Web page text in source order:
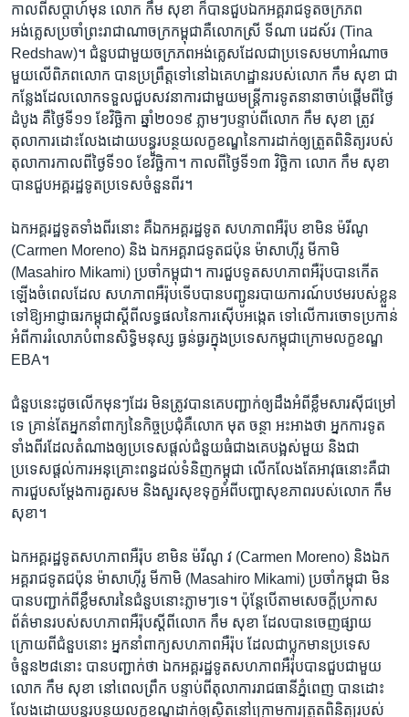
កាល​ពី​សប្តាហ៍​មុន លោក កឹម សុខា ក៏​បាន​ជួប​ឯកអគ្គរាជ​ទូត​ចក្រភព​
អង់គ្លេស​ប្រចាំ​ព្រះរាជាណាចក្រ​កម្ពុជា​គឺ​លោកស្រី ទីណា រេដស័រ (Tina
Redshaw)។​ ជំនួប​ជាមួយ​ចក្រភព​អង់គ្លេសដែល​ជា​ប្រទេស​មហា​អំណាច
មួយ​លេី​ពិភពលោក​ បាន​ប្រព្រឹត្ត​ទៅ​នៅ​ឯ​គេហដ្ឋាន​របស់​លោក​ កឹម សុខា ជា​
កន្លែង​ដែល​លោក​ទទួល​ជួប​សវនាការ​ជាមួយ​មន្ត្រី​ការ​ទូត​នានា​ចាប់​ផ្តេីម​ពី​ថ្ងៃ​
ដំបូង​ គឺ​ថ្ងៃ​ទី១១ ខែ​វិច្ឆិកា ឆ្នាំ២០១៩ ភ្លាមៗ​បន្ទាប់​ពី​លោក​ កឹម សុខា ត្រូវ​
តុលាការ​ដោះលែង​ដោយ​បន្ធូរបន្ថយ​លក្ខខណ្ឌ​នៃ​ការ​ដាក់​ឲ្យ​ត្រួត​ពិនិត្យ​របស់​
តុលាការ​កាល​ពី​ថ្ងៃ​ទី១០ ខែ​វិច្ឆិកា។ កាល​ពី​ថ្ងៃ​ទី​១៣​ វិច្ឆិកា លោក កឹម សុខា
បាន​ជួប​អគ្គរដ្ឋទូត​ប្រទេស​ចំនួន​ពីរ។
ឯកអគ្គរដ្ឋទូត​ទាំង​ពីរ​នោះ គឺ​ឯកអគ្គរដ្ឋទូត​ សហភាព​អឺរ៉ុប​ ខាមិន ម៉រីណូ
(Carmen Moreno) និង ឯកអគ្គ​រាជទូត​ជប៉ុន ម៉ាសាហ៊ីរូ មីកាមិ
(Masahiro Mikami) ប្រចាំ​កម្ពុជា។ ការ​ជួប​ទូត​សហភាព​អឺរ៉ុប​បាន​កើត​
ឡើង​ចំ​ពេល​ដែល​ សហភាព​អឺរ៉ុប​ទេីប​បាន​បញ្ជូន​របាយការណ៍​បឋម​របស់​ខ្លួន​
ទៅ​ឱ្យ​អាជ្ញាធរ​កម្ពុជា​ស្ដី​ពី​លទ្ធផល​នៃ​ការ​ស៊ើបអង្កេត​ ទៅ​លើ​ការ​ចោទប្រកាន់​
អំពី​ការ​រំលោភ​បំពាន​សិទ្ធិ​មនុស្ស​ ធ្ងន់ធ្ងរ​ក្នុង​ប្រទេស​កម្ពុជា​ក្រោម​លក្ខខណ្ឌ
EBA។
ជំនួប​នេះ​ដូច​លេីក​មុនៗ​ដែរ​ មិន​ត្រូវ​បាន​គេ​បញ្ជាក់​ឲ្យ​ដឹង​អំពី​ខ្លឹមសារ​ស៊ីជម្រៅ​
ទេ គ្រាន់​តែ​អ្នក​នាំ​ពាក្យ​នៃ​កិច្ចប្រជុំ​គឺ​លោក មុត ចន្ថា អះអាង​ថា​ អ្នក​ការ​ទូត​
ទាំង​ពីរ​ដែល​តំណាង​ឲ្យ​ប្រទេស​ផ្តល់​ជំនួយ​ធំ​ជាង​គេ​បង្អស់​មួយ និង​ជា​
ប្រទេស​ផ្តល់​ការ​អនុគ្រោះពន្ធ​ដល់​ទំនិញកម្ពុជា លេីក​លែង​តែ​អាវុធនោះគឺជា
ការជួបសម្តែងការគួរសម និងសួរសុខទុក្ខអំពីបញ្ហាសុខភាពរបស់លោក កឹម
សុខា។
ឯកអគ្គរដ្ឋទូត​សហភាព​អឺរ៉ុប ខាមិន ម៉រីណូ វ (Carmen Moreno) និងឯក
អគ្គរាជទូតជប៉ុន ម៉ាសាហ៊ីរូ មីកាមិ (Masahiro Mikami) ប្រចាំកម្ពុជា មិន
បានបញ្ជាក់ពីខ្លឹមសារនៃជំនួបនោះភ្លាមៗទេ។ ប៉ុន្តែ​បេី​តាម​សេចក្តីប្រកាស
ព័ត៌មានរបស់សហភាពអឺរ៉ុបស្តីពីលោក កឹម សុខា ដែល​បាន​ចេញ​ផ្សាយ​
ក្រោយ​ពី​ជំនួប​នោះ អ្នក​នាំពាក្យសហភាពអឺរ៉ុប ដែលជា​ប្លុកមានប្រទេស
ចំនួន២៨នោះ បានបញ្ជាក់ថា ឯកអគ្គរដ្ឋទូត​សហភាព​អឺរ៉ុប​បាន​ជួប​ជាមួយ​
លោក កឹម សុខា នៅ​ពេល​ព្រឹក បន្ទាប់​ពី​តុលាការ​រាជធានីភ្នំពេញ បាន​ដោះ
លែង​ដោយ​បន្ធូរបន្ថយ​លក្ខខណ្ឌ​ដាក់​ឲ្យ​ស្ថិត​នៅ​ក្រោម​ការ​ត្រួត​ពិនិត្យ​របស់​